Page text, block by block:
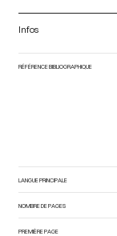
Infos
RÉFÉRENCE BIBLIOGRAPHIQUE
LANGUE PRINCIPALE
NOMBRE DE PAGES
PREMIÈRE PAGE